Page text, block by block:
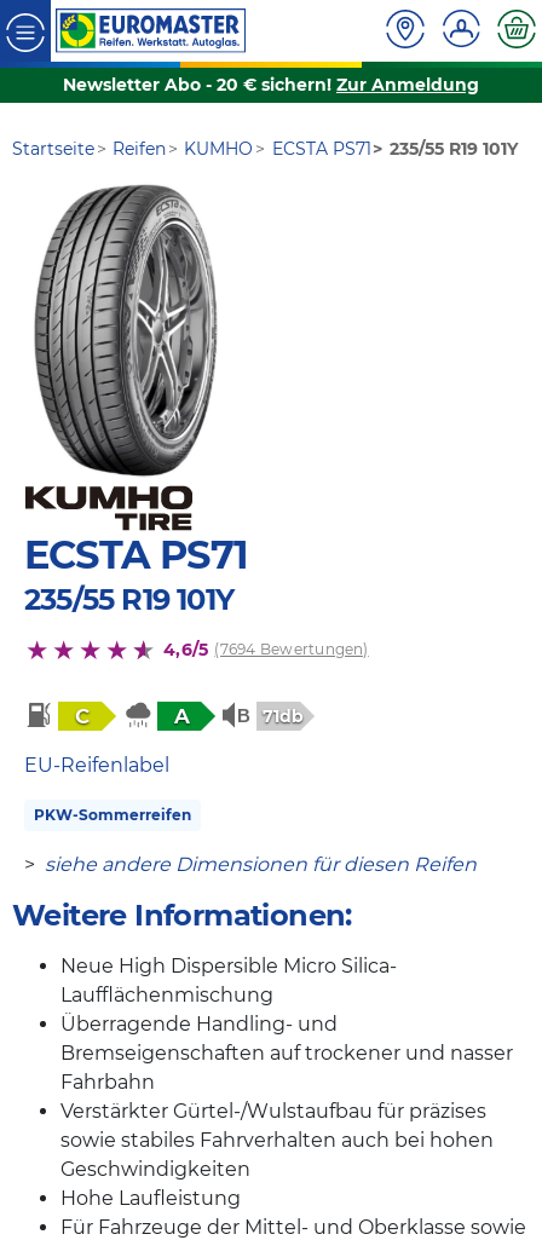
Newsletter Abo - 20 € sichern! Zur Anmeldung
Startseite Reifen KUMHO ECSTA PS71 235/55 R19 101Y
ECSTA PS71
235/55 R19 101Y
4,6/5 (7694 Bewertungen)
C A 71db
EU-Reifenlabel
PKW-Sommerreifen
> siehe andere Dimensionen für diesen Reifen
Weitere Informationen:
Neue High Dispersible Micro Silica-
Laufflächenmischung
Überragende Handling- und
Bremseigenschaften auf trockener und nasser
Fahrbahn
Verstärkter Gürtel-/Wulstaufbau für präzises
sowie stabiles Fahrverhalten auch bei hohen
Geschwindigkeiten
Hohe Laufleistung
Für Fahrzeuge der Mittel- und Oberklasse sowie